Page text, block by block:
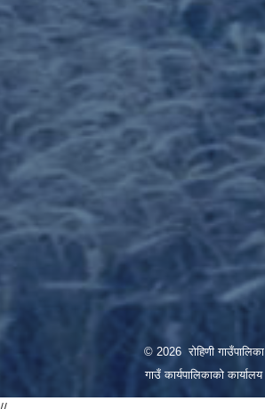
© 2026 रोहिणी गाउँपालिका
गाउँ कार्यपालिकाको कार्यालय